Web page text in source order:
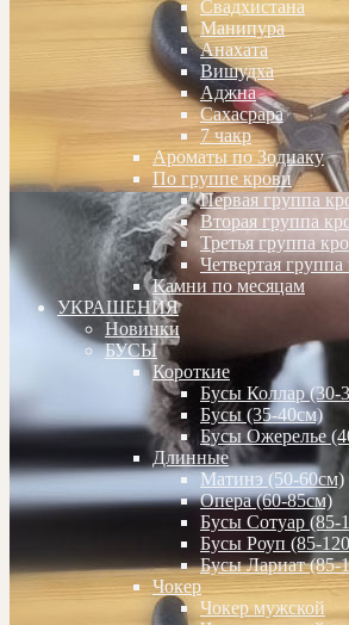
Свадхистана
Манипура
Анахата
Вишудха
Аджна
Сахасрара
7 чакр
Ароматы по Зодиаку
По группе крови
Первая группа
Вторая группа
Третья группа
Четвертая
Камни по месяцам
УКРАШЕНИЯ
Новинки
БУСЫ
Короткие
Бусы Коллар (30-
Бусы (35-40см)
Бусы Ожерелье
Длинные
Матинэ (50-60см)
Опера (60-85см)
Бусы Сотуар (85-
Бусы Роуп (85-
Бусы Лариат (85-
Чокер
Чокер мужской